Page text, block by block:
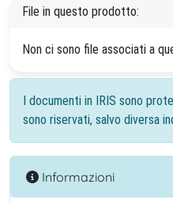
File in questo prodotto:
Non ci sono file associati a
I documenti in IRIS sono
sono riservati, salvo diversa
Informazioni